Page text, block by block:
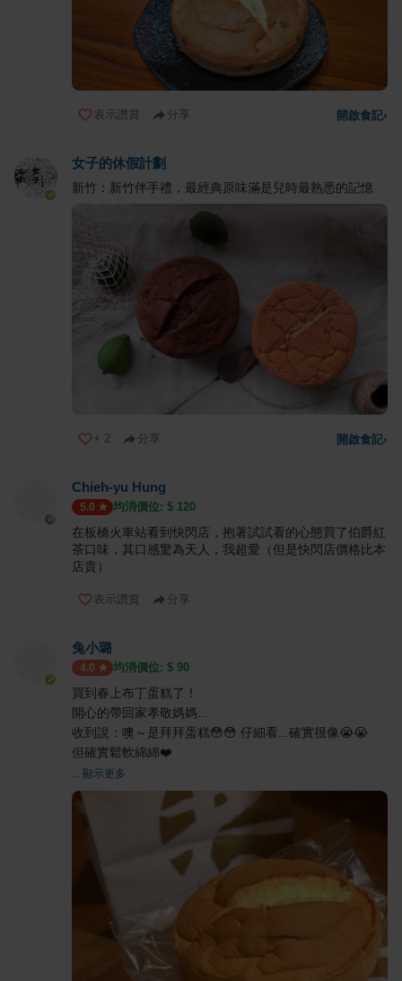
表示讚賞 分享 開啟食記›
女子的休假計劃
新竹：新竹伴手禮，最經典原味滿是兒時最熟悉的記憶
+ 2 分享 開啟食記›
Chieh-yu Hung
5.0 均消價位: $ 120
在板橋火車站看到快閃店，抱著試試看的心態買了伯爵紅
茶口味，其口感驚為天人，我超愛（但是快閃店價格比本
店貴）
表示讚賞 分享
兔小璐
4.0 均消價位: $ 90
買到春上布丁蛋糕了！
開心的帶回家孝敬媽媽...
收到說：噢～是拜拜蛋糕😳😳 仔細看...確實很像😭😭
但確實鬆軟綿綿❤️
... 顯示更多